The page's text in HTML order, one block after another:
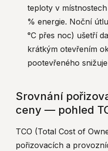
teploty v
% energie. Noční
°C přes noc) ušetří
krátkým otevřením
pootevřeného
Srovnání
ceny — pohled
TCO (Total Cost of
pořizovacích a